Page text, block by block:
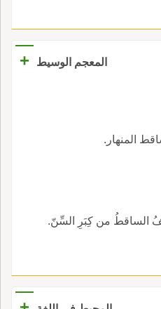
المعجم الوسيط +
المنهار.
الساقطُ من كِبَرِ السِّنّ.